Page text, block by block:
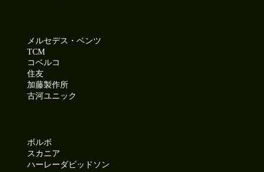
メルセデス・ベンツ
TCM
コベルコ
住友
加藤製作所
古河ユニック
ボルボ
スカニア
ハーレーダビッドソン